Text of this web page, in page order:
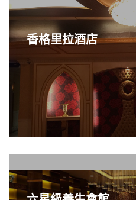
香格里拉酒店
2026-07-31
從foodpanda外送員
裡放慢腳步